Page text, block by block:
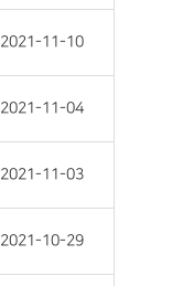
2021-11-10
2021-11-04
2021-11-03
2021-10-29